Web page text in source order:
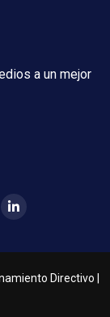
a un mejor
Directivo |